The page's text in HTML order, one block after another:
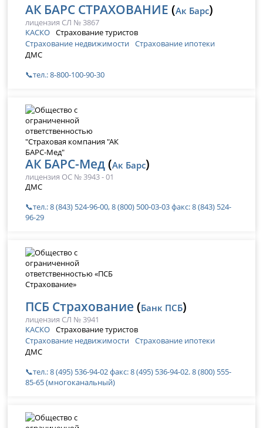
АК БАРС СТРАХОВАНИЕ (Ак Барс)
лицензия СЛ № 3867
КАСКО Страхование туристов
Страхование недвижимости Страхование ипотеки
ДМС
📞тел.: 8-800-100-90-30
АК БАРС-Мед(Ак Барс)
лицензия ОС № 3943 - 01
ДМС
📞тел.: 8 (843) 524-96-00, 8 (800) 500-03-03 факс: 8 (843) 524-
96-29
ПСБ Страхование (Банк ПСБ)
лицензия СЛ № 3941
КАСКО Страхование туристов
Страхование недвижимости Страхование ипотеки
ДМС
📞тел.: 8 (495) 536-94-02 факс: 8 (495) 536-94-02. 8 (800) 555-
85-65 (многоканальный)